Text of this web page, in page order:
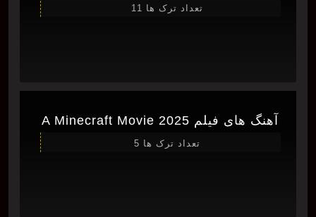
تعداد ترک ها 11
آهنگ های فیلم A Minecraft Movie 2025
تعداد ترک ها 5